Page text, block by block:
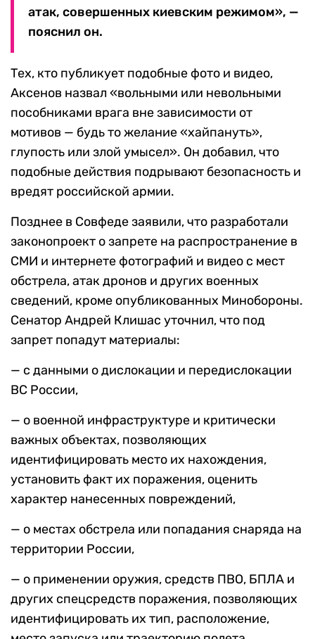
атак, совершенных киевским режимом», —
пояснил он.
Тех, кто публикует подобные фото и видео,
Аксенов назвал «вольными или невольными
пособниками врага вне зависимости от
мотивов — будь то желание «хайпануть»,
глупость или злой умысел». Он добавил, что
подобные действия подрывают безопасность и
вредят российской армии.
Позднее в Совфеде заявили, что разработали
законопроект о запрете на распространение в
СМИ и интернете фотографий и видео с мест
обстрела, атак дронов и других военных
сведений, кроме опубликованных Минобороны.
Сенатор Андрей Клишас уточнил, что под
запрет попадут материалы:
— с данными о дислокации и передислокации
ВС России,
— о военной инфраструктуре и критически
важных объектах, позволяющих
идентифицировать место их нахождения,
установить факт их поражения, оценить
характер нанесенных повреждений,
— о местах обстрела или попадания снаряда на
территории России,
— о применении оружия, средств ПВО, БПЛА и
других спецсредств поражения, позволяющих
идентифицировать их тип, расположение,